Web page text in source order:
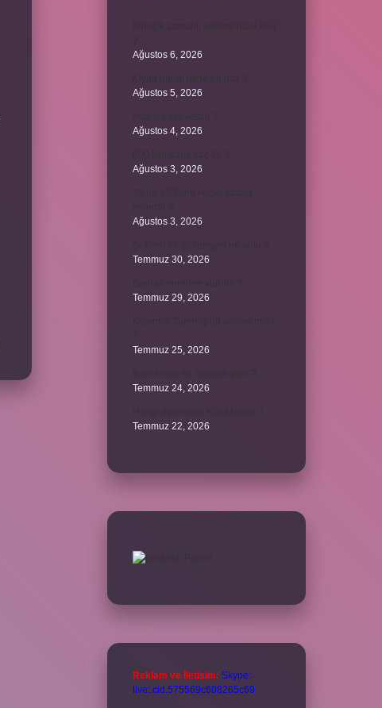
Ağustos 6, 2026
Ağustos 5, 2026
Ağustos 4, 2026
Ağustos 3, 2026
Ağustos 3, 2026
Temmuz 30, 2026
Temmuz 29, 2026
Temmuz 25, 2026
Temmuz 24, 2026
Temmuz 22, 2026
Reklam ve İletişim: Skype:
live:.cid.575569c608265c69